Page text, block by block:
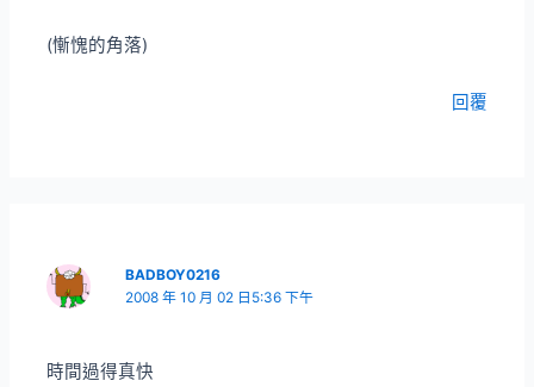
(慚愧的角落)
回覆
BADBOY0216
2008 年 10 月 02 日5:36 下午
時間過得真快